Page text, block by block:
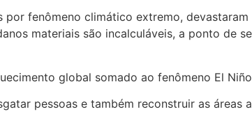
fenômeno climático extremo,
materiais são incalculáveis, a ponto de
global somado ao fenômeno El
pessoas e também reconstruir as áreas